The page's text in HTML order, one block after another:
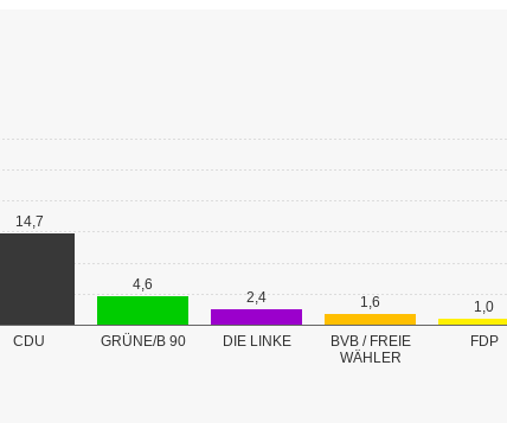
CDU GRÜNE/B 90 DIE LINKE BVB / FREIE
WÄHLER
FDP
14,7
4,6
2,4 1,6 1,0